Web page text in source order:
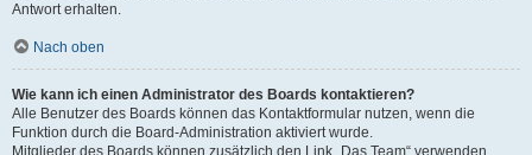
Antwort erhalten.
Nach oben
Wie kann ich einen Administrator des Boards kontaktieren?
Alle Benutzer des Boards können das Kontaktformular nutzen, wenn die
Funktion durch die Board-Administration aktiviert wurde.
Mitglieder des Boards können zusätzlich den Link „Das Team“ verwenden.